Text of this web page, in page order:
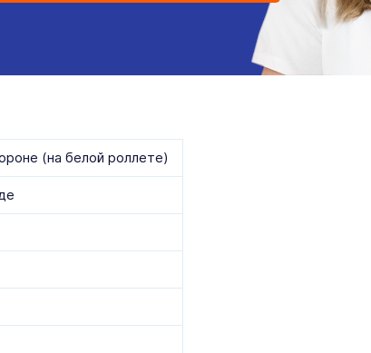
(на белой роллете)